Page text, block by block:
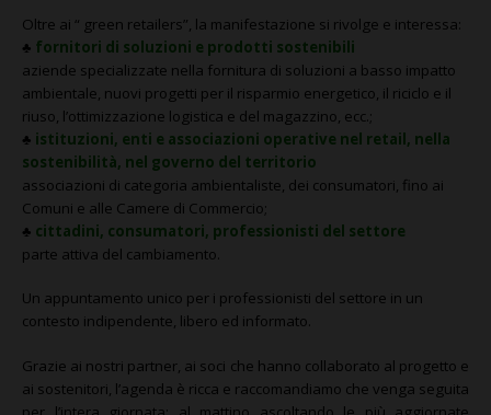
Oltre ai “ green retailers”, la manifestazione si rivolge e interessa:
♣ fornitori di soluzioni e prodotti sostenibili
aziende specializzate nella fornitura di soluzioni a basso impatto
ambientale, nuovi progetti per il risparmio energetico, il riciclo e il
riuso, l’ottimizzazione logistica e del magazzino, ecc.;
♣ istituzioni, enti e associazioni operative nel retail, nella
sostenibilità, nel governo del territorio
associazioni di categoria ambientaliste, dei consumatori, fino ai
Comuni e alle Camere di Commercio;
♣ cittadini, consumatori, professionisti del settore
parte attiva del cambiamento.
Un appuntamento unico per i professionisti del settore in un
contesto indipendente, libero ed informato.
Grazie ai nostri partner, ai soci che hanno collaborato al progetto e
ai sostenitori, l’agenda è ricca e raccomandiamo che venga seguita